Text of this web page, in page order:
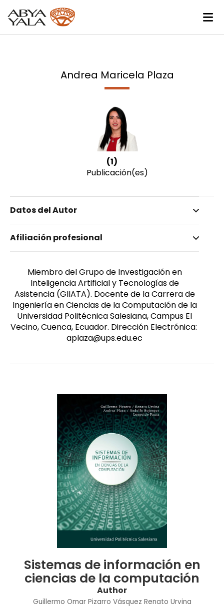
Andrea Maricela Plaza
(1)
Publicación(es)
Datos del Autor
Plaza, Andrea Maricela
Femenino
Afiliación profesional
Miembro del Grupo de Investigación en
Inteligencia Artificial y Tecnologías de
Asistencia (GIIATA). Docente de la Carrera de
Ingeniería en Ciencias de la Computación de la
Universidad Politécnica Salesiana, Campus El
Vecino, Cuenca, Ecuador. Dirección Electrónica:
aplaza@ups.edu.ec
Sistemas de información en
ciencias de la computación
Author
Guillermo Omar Pizarro Vásquez Renato Urvina